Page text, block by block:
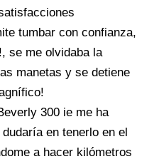
tumbar con confianza,
se me olvidaba la
manetas y se detiene
300 ie me ha
en tenerlo en el
a hacer kilómetros